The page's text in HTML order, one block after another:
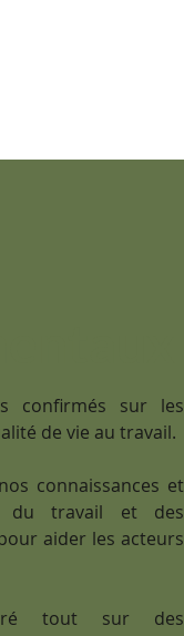
confirmés sur les
de vie au travail.
connaissances et
du travail et des
aider les acteurs
tout sur des